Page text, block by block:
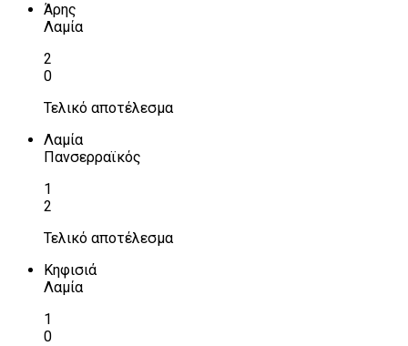
Άρης
Λαμία
2
0
Τελικό αποτέλεσμα
Λαμία
Πανσερραϊκός
1
2
Τελικό αποτέλεσμα
Κηφισιά
Λαμία
1
0